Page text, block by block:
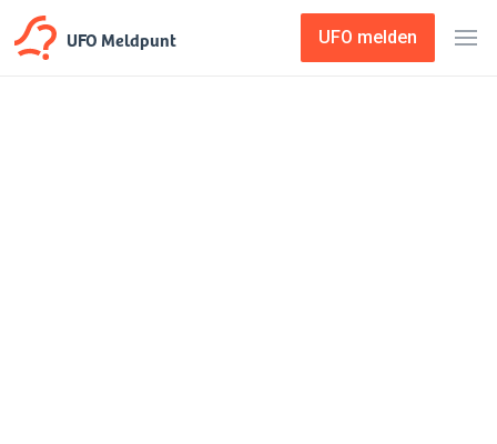
UFO Meldpunt UFO melden